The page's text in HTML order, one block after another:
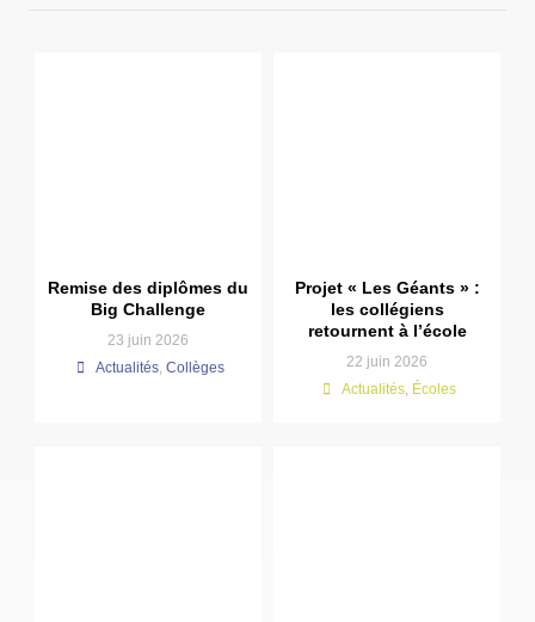
Remise des diplômes du
Big Challenge
23 juin 2026
Actualités Collèges
Projet « Les Géants » :
les collégiens
retournent à l’école
22 juin 2026
Actualités Écoles